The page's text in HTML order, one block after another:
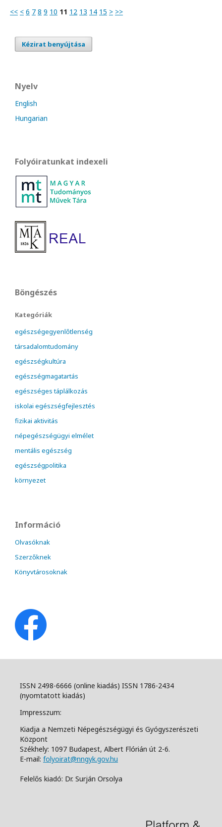
<< < 6 7 8 9 10 11 12 13 14 15 > >>
Kézirat benyújtása
Nyelv
English
Hungarian
Folyóiratunkat indexeli
Böngészés
Kategóriák
egészségegyenlőtlenség
társadalomtudomány
egészségkultúra
egészségmagatartás
egészséges táplálkozás
iskolai egészségfejlesztés
fizikai aktivitás
népegészségügyi elmélet
mentális egészség
egészségpolitika
környezet
Információ
Olvasóknak
Szerzőknek
Könyvtárosoknak
ISSN 2498-6666 (online kiadás) ISSN 1786-2434
(nyomtatott kiadás)
Impresszum:
Kiadja a Nemzeti Népegészségügyi és Gyógyszerészeti
Központ
Székhely: 1097 Budapest, Albert Flórián út 2-6.
E-mail: folyoirat@nngyk.gov.hu
Felelős kiadó: Dr. Surján Orsolya